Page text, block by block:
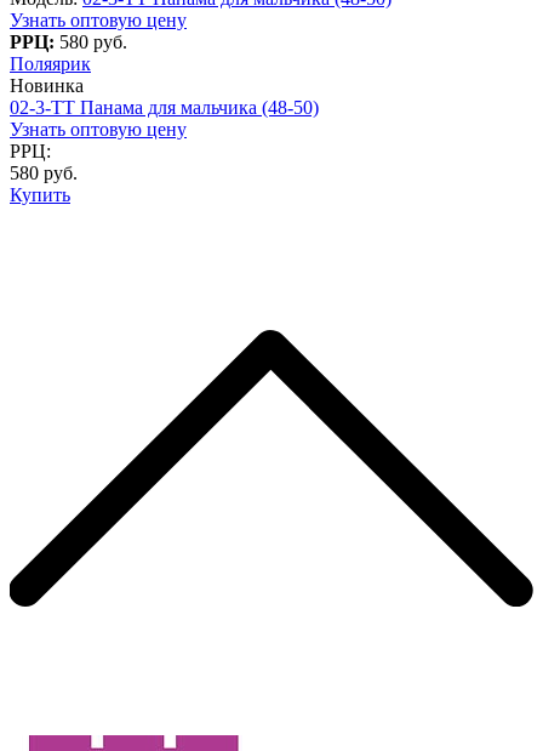
Узнать оптовую цену
РРЦ: 580 руб.
Поляярик
Новинка
02-3-TT Панама для мальчика (48-50)
Узнать оптовую цену
РРЦ:
580 руб.
Купить